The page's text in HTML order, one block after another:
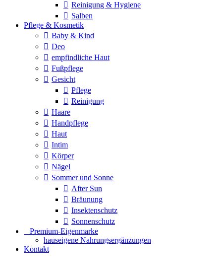
Reinigung & Hygiene
Salben
Pflege & Kosmetik
Baby & Kind
Deo
empfindliche Haut
Fußpflege
Gesicht
Pflege
Reinigung
Haare
Handpflege
Haut
Intim
Körper
Nägel
Sommer und Sonne
After Sun
Bräunung
Insektenschutz
Sonnenschutz
⠀​Premium-Eigenmarke
hauseigene Nahrungsergänzungen
Kontakt